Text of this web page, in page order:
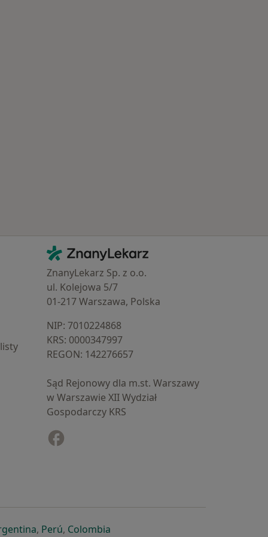
Kontakt
ZnanyLekarz - Strona główna
ZnanyLekarz Sp. z o.o.
ul. Kolejowa 5/7
01-217 Warszawa, Polska
NIP: ⁠7010224868
KRS: ⁠0000347997
REGON: ⁠142276657
Sąd Rejonowy dla m.st. Warszawy
w Warszawie XII Wydział
Gospodarczy KRS
karcie
w nowej karcie
się w nowej karcie
otwiera się w nowej karcie
, Perúotwiera się w nowej karcie
, Colombiaotwiera się w nowej karcie